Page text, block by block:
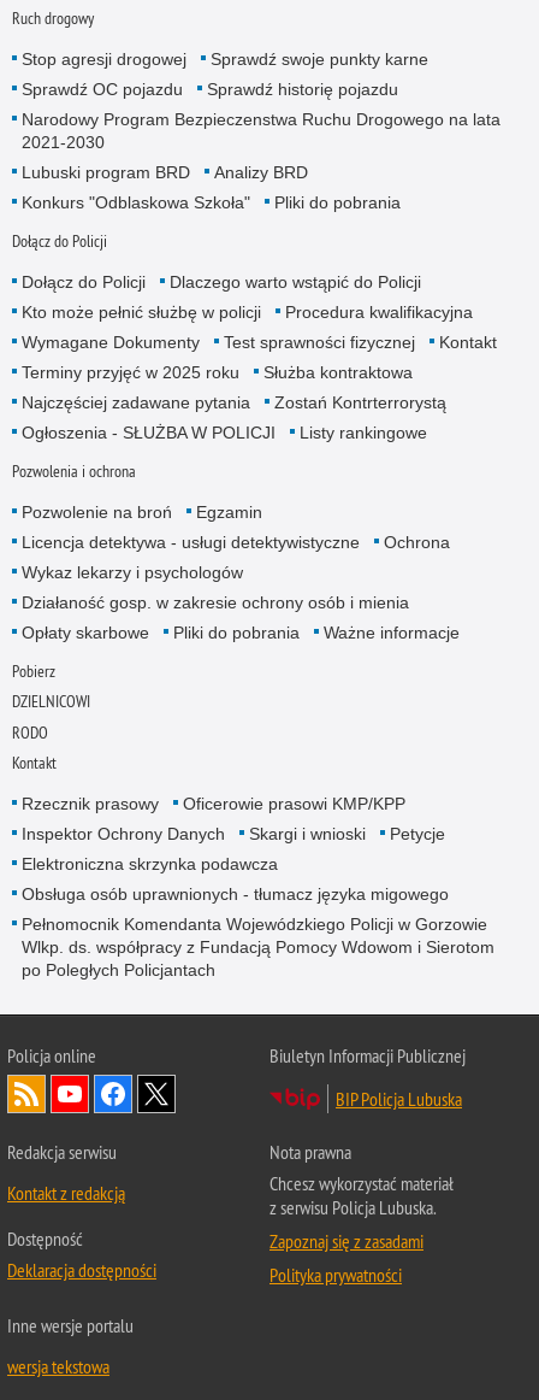
Ruch drogowy
Stop agresji drogowej
Sprawdź swoje punkty karne
Sprawdź OC pojazdu
Sprawdź historię pojazdu
Narodowy Program Bezpieczenstwa Ruchu Drogowego na lata
2021-2030
Lubuski program BRD
Analizy BRD
Konkurs "Odblaskowa Szkoła"
Pliki do pobrania
Dołącz do Policji
Dołącz do Policji
Dlaczego warto wstąpić do Policji
Kto może pełnić służbę w policji
Procedura kwalifikacyjna
Wymagane Dokumenty
Test sprawności fizycznej
Kontakt
Terminy przyjęć w 2025 roku
Służba kontraktowa
Najczęściej zadawane pytania
Zostań Kontrterrorystą
Ogłoszenia - SŁUŻBA W POLICJI
Listy rankingowe
Pozwolenia i ochrona
Pozwolenie na broń
Egzamin
Licencja detektywa - usługi detektywistyczne
Ochrona
Wykaz lekarzy i psychologów
Działaność gosp. w zakresie ochrony osób i mienia
Opłaty skarbowe
Pliki do pobrania Ważne informacje
Pobierz
DZIELNICOWI
RODO
Kontakt
Rzecznik prasowy
Oficerowie prasowi KMP/KPP
Inspektor Ochrony Danych
Skargi i wnioski
Petycje
Elektroniczna skrzynka podawcza
Obsługa osób uprawnionych - tłumacz języka migowego
Pełnomocnik Komendanta Wojewódzkiego Policji w Gorzowie
Wlkp. ds. współpracy z Fundacją Pomocy Wdowom i Sierotom
po Poległych Policjantach
Policja online
Biuletyn Informacji Publicznej
BIP Policja Lubuska
Redakcja serwisu
Kontakt z redakcją
Dostępność
Deklaracja dostępności
Nota prawna
Chcesz wykorzystać materiał
z serwisu Policja Lubuska.
Zapoznaj się z zasadami
Polityka prywatności
Inne wersje portalu
wersja tekstowa